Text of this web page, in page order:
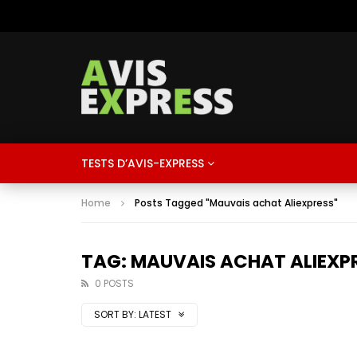
TESTS D’AVIS-EXPRESS
Home Posts Tagged "Mauvais achat Aliexpress"
TAG: MAUVAIS ACHAT
0 POSTS
SORT BY: LATEST